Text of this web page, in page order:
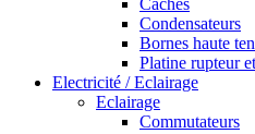
Condensateurs
Bornes haute
Platine rupteur
Electricité / Eclairage
Eclairage
Commutateurs